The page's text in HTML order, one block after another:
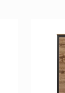
прихожих